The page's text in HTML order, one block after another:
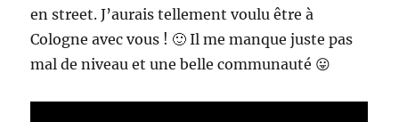
en street. J’aurais tellement voulu être à
Cologne avec vous ! 🙂 Il me manque juste pas
mal de niveau et une belle communauté 😛